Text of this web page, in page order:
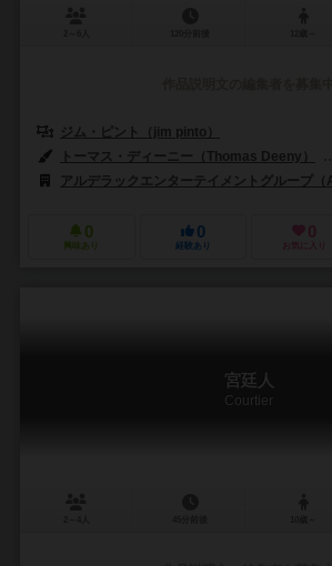
ジム・ピント（jim pinto）
トーマス・ディーニー（Thomas Deeny）
アルデラックエンターテイメントグループ
0
興味あり
0
経験あり
0
お気に入り
宮廷人
Courtier